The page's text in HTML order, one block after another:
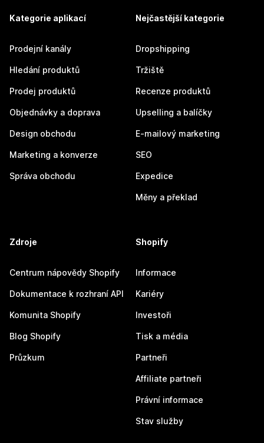
Kategorie aplikací
Prodejní kanály
Hledání produktů
Prodej produktů
Objednávky a doprava
Design obchodu
Marketing a konverze
Správa obchodu
Nejčastější kategorie
Dropshipping
Tržiště
Recenze produktů
Upselling a balíčky
E-mailový marketing
SEO
Expedice
Měny a překlad
Zdroje
Centrum nápovědy Shopify
Dokumentace k rozhraní API
Komunita Shopify
Blog Shopify
Průzkum
Shopify
Informace
Kariéry
Investoři
Tisk a média
Partneři
Affiliate partneři
Právní informace
Stav služby